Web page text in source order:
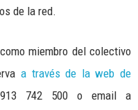
de la red.
miembro del colectivo
a través de la web de
742 500 o email a